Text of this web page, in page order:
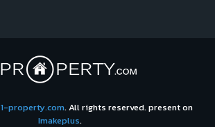
1-property.com. All rights reserved. present on
Imakeplus.